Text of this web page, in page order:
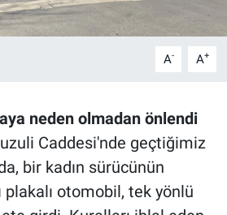
A- A+
neden olmadan önlendi
Caddesi'nde geçtiğimiz
bir kadın sürücünün
plakalı otomobil, tek yönlü